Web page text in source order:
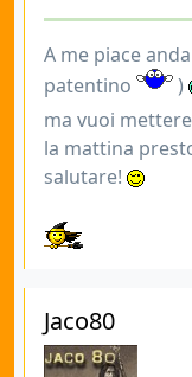
A me piace
patentino
)
ma vuoi
la mattina
salutare!
Jaco80